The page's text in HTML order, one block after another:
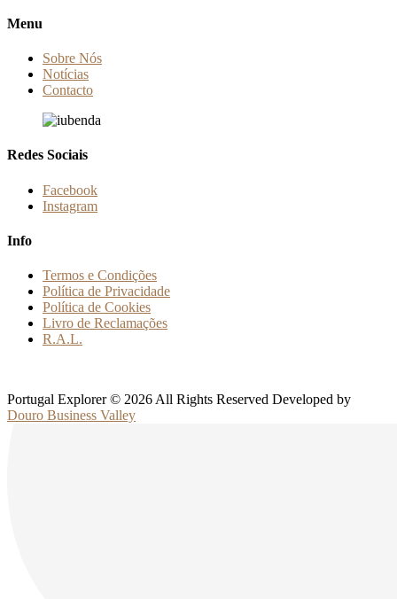
Menu
Sobre Nós
Notícias
Contacto
Redes Sociais
Facebook
Instagram
Info
Termos e Condições
Política de Privacidade
Política de Cookies
Livro de Reclamações
R.A.L.
Portugal Explorer © 2026 All Rights Reserved Developed by
Douro Business Valley